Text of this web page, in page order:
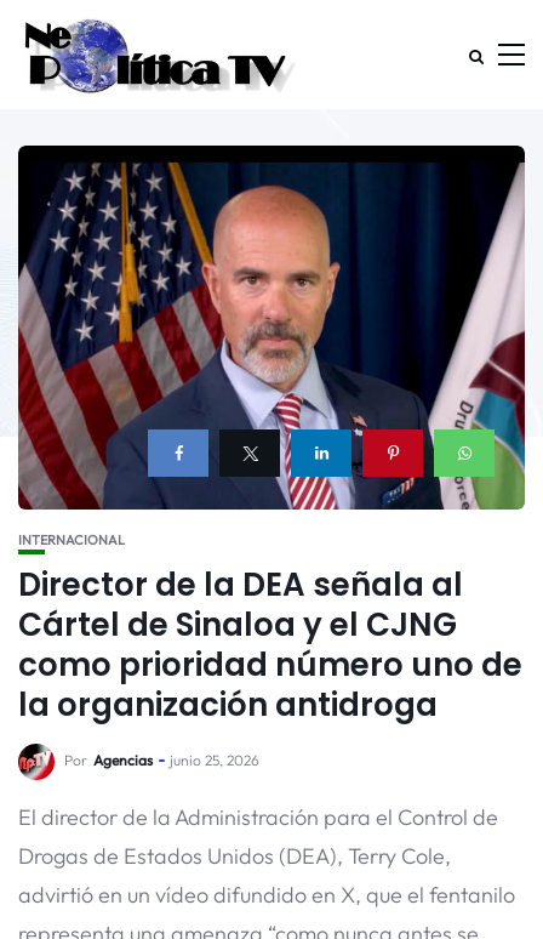
INTERNACIONAL
Director de la DEA señala al
Cártel de Sinaloa y el CJNG
como prioridad número uno de
la organización antidroga
Por Agencias junio 25, 2026
El director de la Administración para el Control de
Drogas de Estados Unidos (DEA), Terry Cole,
advirtió en un vídeo difundido en X, que el fentanilo